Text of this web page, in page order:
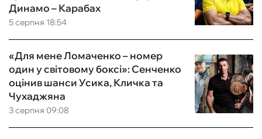
5 серпня 18:54
Динамо – Карабах
3 серпня 09:08
«Для мене Ломаченко – номер
один у світовому боксі»: Сенченко
оцінив шанси Усика, Кличка та
Чухаджяна